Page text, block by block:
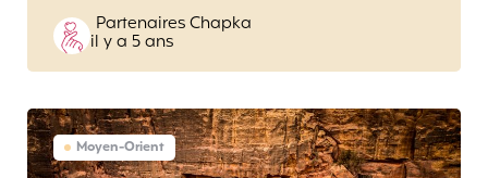
Posted
by
Partenaires Chapka
il y a 5 ans
Moyen-Orient